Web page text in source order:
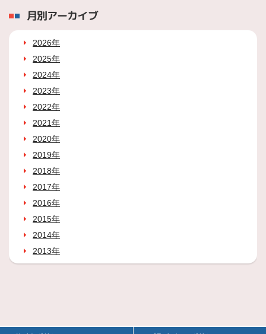
月別アーカイブ
2026年
2025年
2024年
2023年
2022年
2021年
2020年
2019年
2018年
2017年
2016年
2015年
2014年
2013年